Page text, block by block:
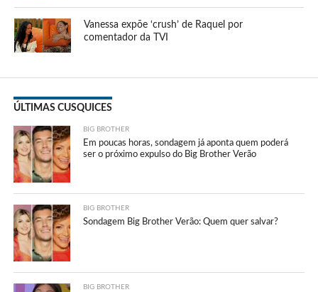
Vanessa expõe ‘crush’ de Raquel por
comentador da TVI
ÚLTIMAS CUSQUICES
BIG BROTHER
Em poucas horas, sondagem já aponta quem poderá
ser o próximo expulso do Big Brother Verão
BIG BROTHER
Sondagem Big Brother Verão: Quem quer salvar?
BIG BROTHER